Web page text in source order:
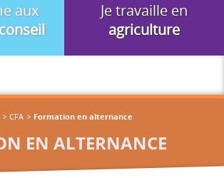
aux
conseil
Je travaille en
agriculture
CFA Formation en alternance
EN ALTERNANCE